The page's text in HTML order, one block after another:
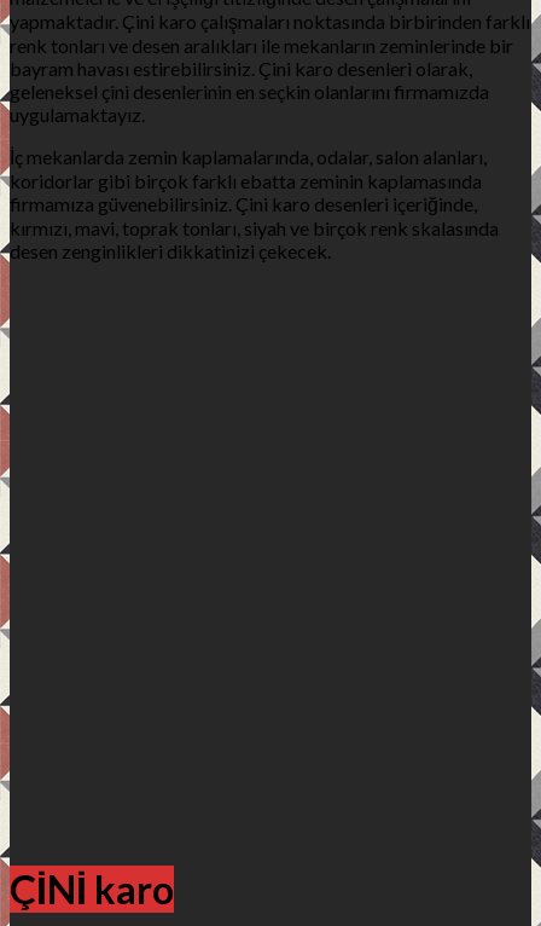
yapmaktadır. Çini karo çalışmaları noktasında birbirinden farklı
renk tonları ve desen aralıkları ile mekanların zeminlerinde bir
bayram havası estirebilirsiniz. Çini karo desenleri olarak,
geleneksel çini desenlerinin en seçkin olanlarını firmamızda
uygulamaktayız.
İç mekanlarda zemin kaplamalarında, odalar, salon alanları,
koridorlar gibi birçok farklı ebatta zeminin kaplamasında
firmamıza güvenebilirsiniz. Çini karo desenleri içeriğinde,
kırmızı, mavi, toprak tonları, siyah ve birçok renk skalasında
desen zenginlikleri dikkatinizi çekecek.
ÇİNİ karo